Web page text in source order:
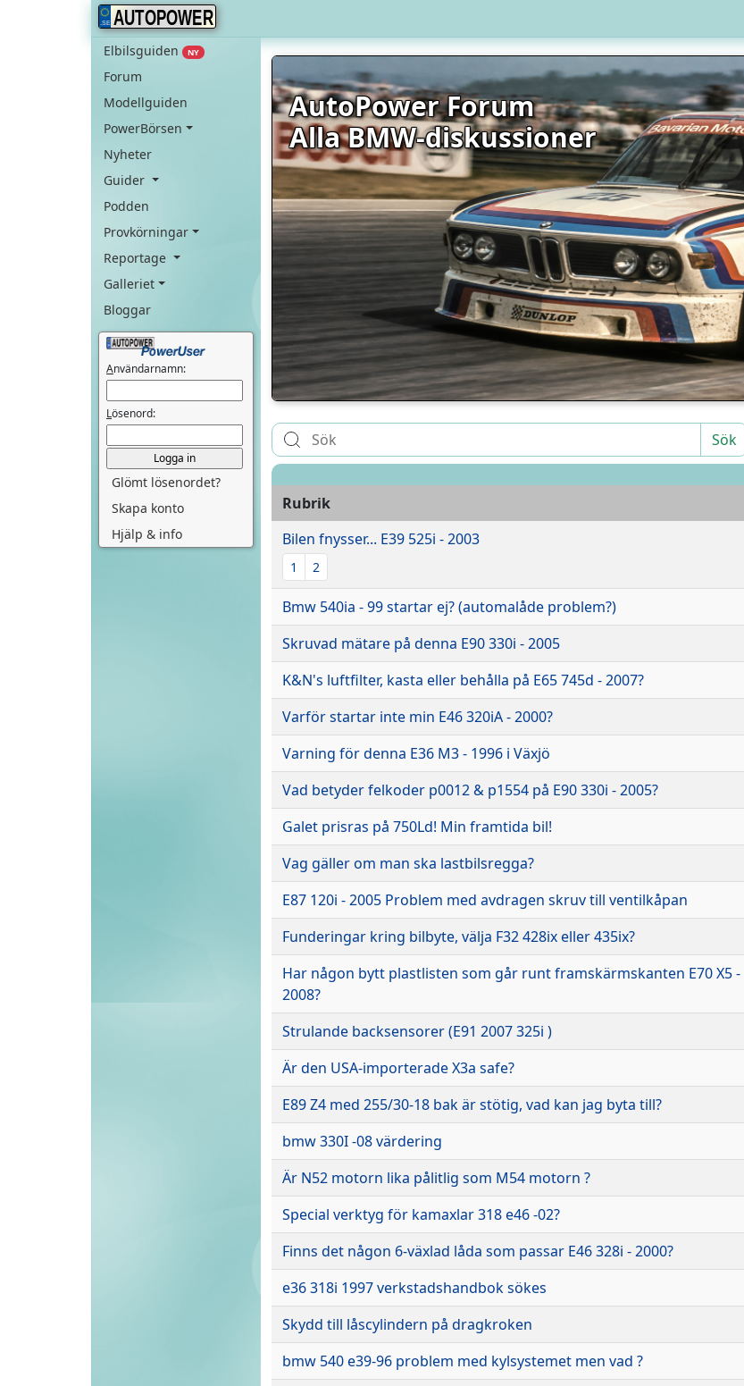
AUTOPOWER
Elbilsguiden NY
Forum
Modellguiden
PowerBörsen
Nyheter
Guider
Podden
Provkörningar
Reportage
Galleriet
Bloggar
Användarnamn:
Lösenord:
Glömt lösenordet?
Skapa konto
Hjälp & info
AutoPower Forum
Alla BMW-diskussioner
Sök
Rubrik
Bilen fnysser... E39 525i - 2003
1 2
Bmw 540ia - 99 startar ej? (automalåde problem?)
Skruvad mätare på denna E90 330i - 2005
K&N's luftfilter, kasta eller behålla på E65 745d - 2007?
Varför startar inte min E46 320iA - 2000?
Varning för denna E36 M3 - 1996 i Växjö
Vad betyder felkoder p0012 & p1554 på E90 330i - 2005?
Galet prisras på 750Ld! Min framtida bil!
Vag gäller om man ska lastbilsregga?
E87 120i - 2005 Problem med avdragen skruv till ventilkåpan
Funderingar kring bilbyte, välja F32 428ix eller 435ix?
Har någon bytt plastlisten som går runt framskärmskanten E70 X5 -
2008?
Strulande backsensorer (E91 2007 325i )
Är den USA-importerade X3a safe?
E89 Z4 med 255/30-18 bak är stötig, vad kan jag byta till?
bmw 330I -08 värdering
Är N52 motorn lika pålitlig som M54 motorn ?
Special verktyg för kamaxlar 318 e46 -02?
Finns det någon 6-växlad låda som passar E46 328i - 2000?
e36 318i 1997 verkstadshandbok sökes
Skydd till låscylindern på dragkroken
bmw 540 e39-96 problem med kylsystemet men vad ?